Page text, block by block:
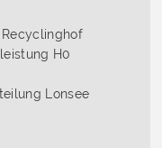
Recyclinghof
H0
Lonsee